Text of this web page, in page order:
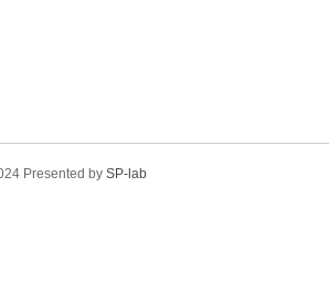
Presented by SP-lab